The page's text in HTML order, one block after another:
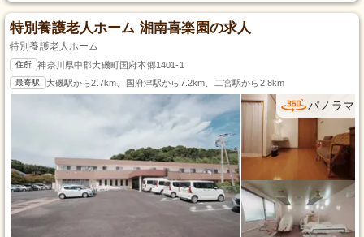
特別養護老人ホーム 湘南喜楽園の求人
特別養護老人ホーム
住所 神奈川県中郡大磯町国府本郷1401-1
最寄駅 大磯駅から2.7km、国府津駅から7.2km、二宮駅から2.8km
パノラマ